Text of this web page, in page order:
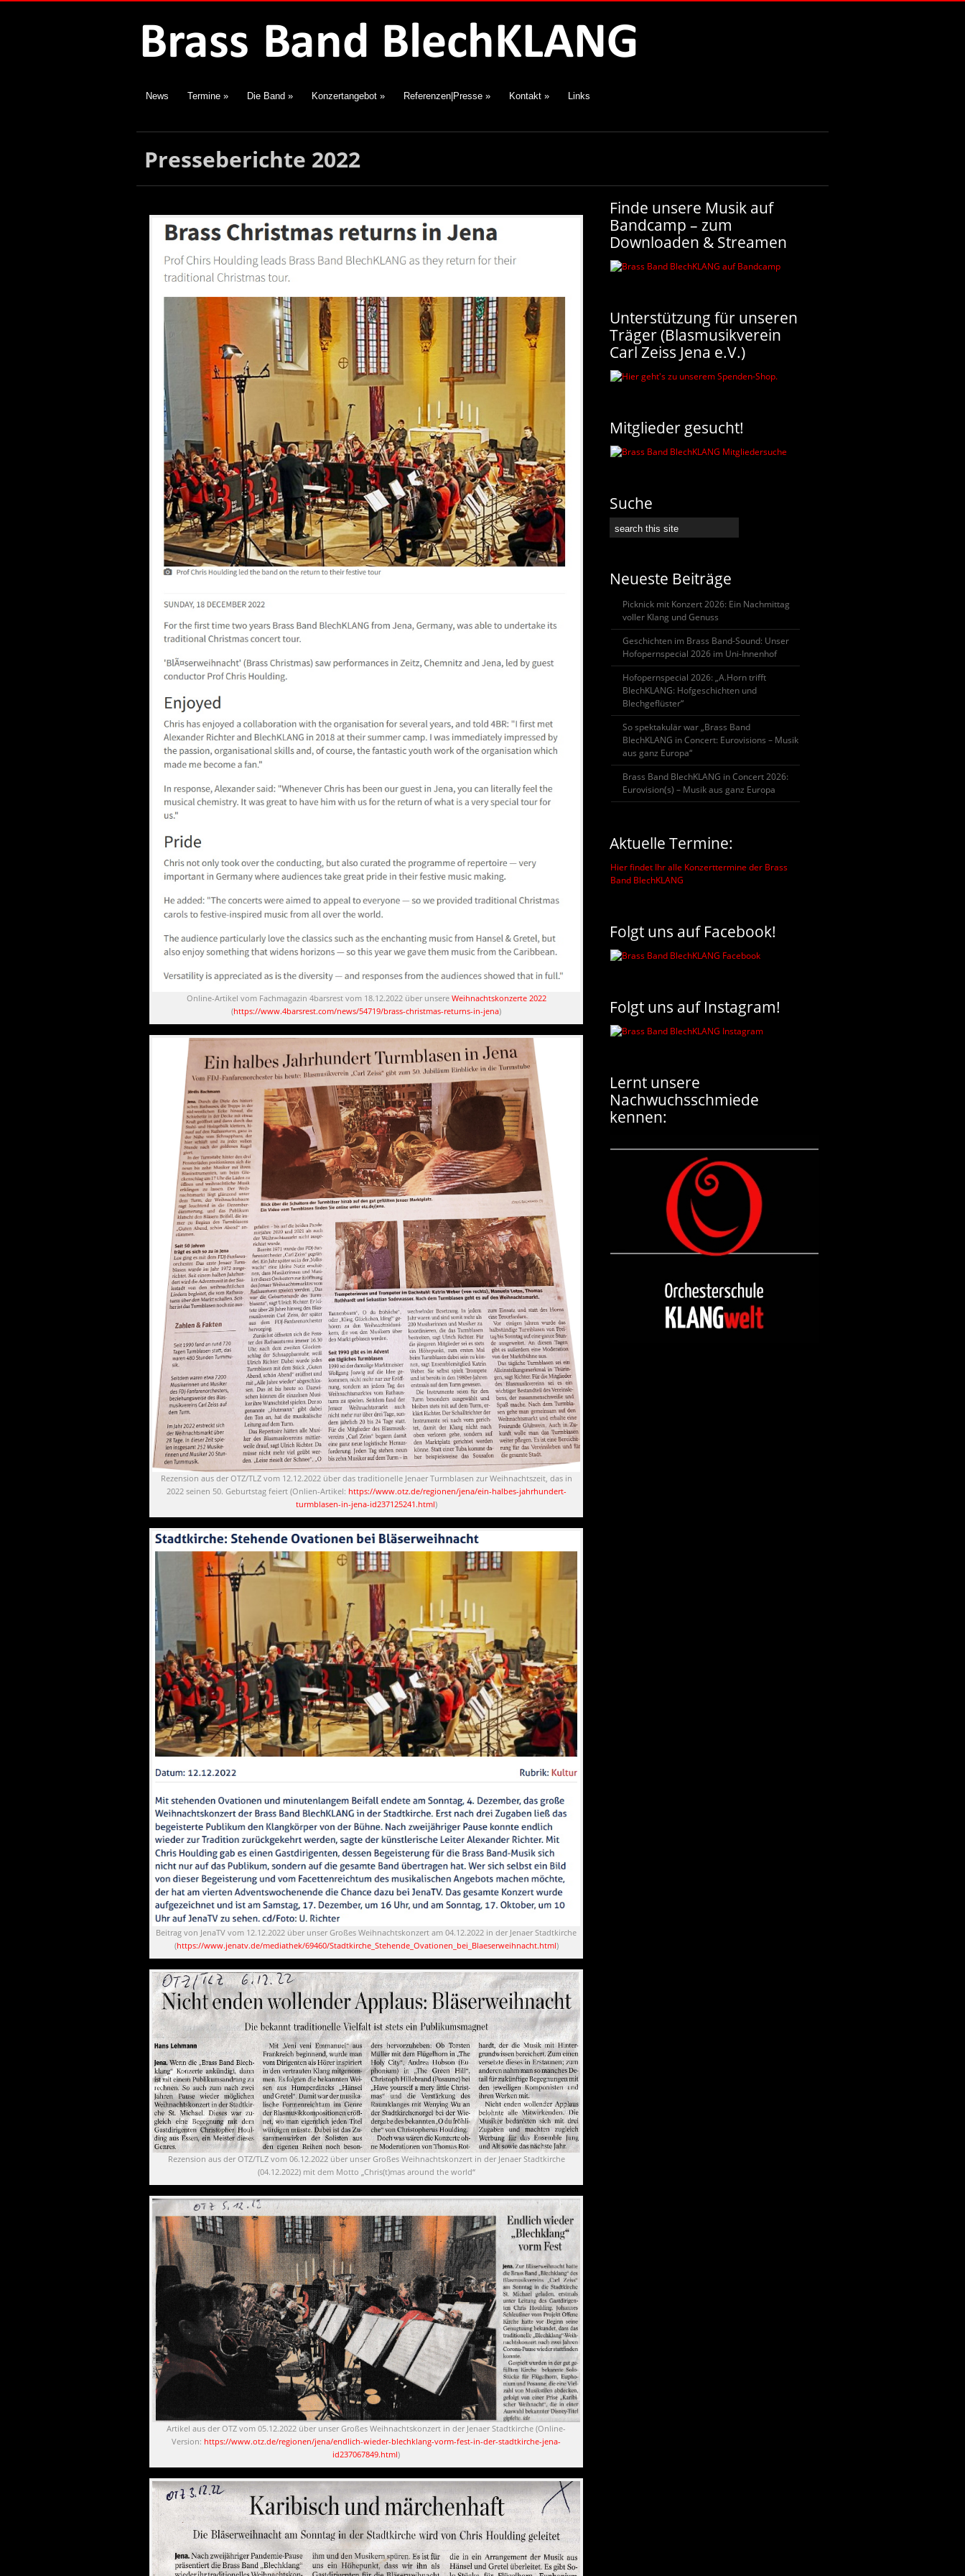
News Termine » Die Band » Konzertangebot » Referenzen|Presse » Kontakt » Links
Presseberichte 2022
Online-Artikel vom Fachmagazin 4barsrest vom 18.12.2022 über unsere Weihnachtskonzerte 2022
(https://www.4barsrest.com/news/54719/brass-christmas-returns-in-jena)
Rezension aus der OTZ/TLZ vom 12.12.2022 über das traditionelle Jenaer Turmblasen zur Weihnachtszeit, das in
2022 seinen 50. Geburtstag feiert (Onlien-Artikel: https://www.otz.de/regionen/jena/ein-halbes-jahrhundert-
turmblasen-in-jena-id237125241.html)
Beitrag von JenaTV vom 12.12.2022 über unser Großes Weihnachtskonzert am 04.12.2022 in der Jenaer Stadtkirche
(https://www.jenatv.de/mediathek/69460/Stadtkirche_Stehende_Ovationen_bei_Blaeserweihnacht.html)
Rezension aus der OTZ/TLZ vom 06.12.2022 über unser Großes Weihnachtskonzert in der Jenaer Stadtkirche
(04.12.2022) mit dem Motto „Chris(t)mas around the world“
Artikel aus der OTZ vom 05.12.2022 über unser Großes Weihnachtskonzert in der Jenaer Stadtkirche (Online-
Version: https://www.otz.de/regionen/jena/endlich-wieder-blechklang-vorm-fest-in-der-stadtkirche-jena-
id237067849.html)
Finde unsere Musik auf
Bandcamp – zum
Downloaden & Streamen
Unterstützung für unseren
Träger (Blasmusikverein
Carl Zeiss Jena e.V.)
Mitglieder gesucht!
Suche
Neueste Beiträge
Picknick mit Konzert 2026: Ein Nachmittag
voller Klang und Genuss
Geschichten im Brass Band-Sound: Unser
Hofopernspecial 2026 im Uni-Innenhof
Hofopernspecial 2026: „A.Horn trifft
BlechKLANG: Hofgeschichten und
Blechgeflüster“
So spektakulär war „Brass Band
BlechKLANG in Concert: Eurovisions – Musik
aus ganz Europa“
Brass Band BlechKLANG in Concert 2026:
Eurovision(s) – Musik aus ganz Europa
Aktuelle Termine:
Hier findet Ihr alle Konzerttermine der Brass
Band BlechKLANG
Folgt uns auf Facebook!
Folgt uns auf Instagram!
Lernt unsere
Nachwuchsschmiede
kennen: